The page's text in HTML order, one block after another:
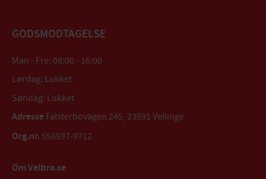
GODSMODTAGELSE
Man - Fre: 08:00 - 16:00
Lørdag: Lukket
Søndag: Lukket
Adresse Falsterbovägen 245, 23591 Vellinge
Org.nr. 556597-9712
Om Velltra.se